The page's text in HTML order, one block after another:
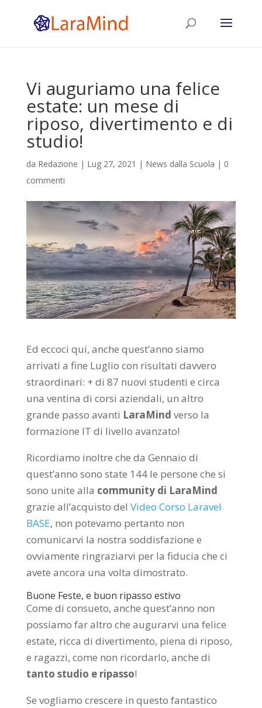
Vi auguriamo una felice
estate: un mese di
riposo, divertimento e di
studio!
da Redazione | Lug 27, 2021 | News dalla Scuola | 0
commenti
Ed eccoci qui, anche quest’anno siamo
arrivati a fine Luglio con risultati davvero
straordinari: + di 87 nuovi studenti e circa
una ventina di corsi aziendali, un altro
grande passo avanti LaraMind verso la
formazione IT di livello avanzato!
Ricordiamo inoltre che da Gennaio di
quest’anno sono state 144 le persone che si
sono unite alla community di LaraMind
grazie all’acquisto del Video Corso Laravel
BASE, non potevamo pertanto non
comunicarvi la nostra soddisfazione e
ovviamente ringraziarvi per la fiducia che ci
avete ancora una volta dimostrato.
Buone Feste, e buon ripasso estivo
Come di consueto, anche quest’anno non
possiamo far altro che augurarvi una felice
estate, ricca di divertimento, piena di riposo,
e ragazzi, come non ricordarlo, anche di
tanto studio e ripasso!
Se vogliamo crescere in questo fantastico